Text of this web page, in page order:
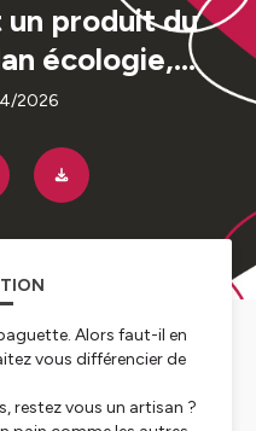
produit du
écologie,
2026
Alors faut-il en
vous différencier de
restez vous un artisan ?